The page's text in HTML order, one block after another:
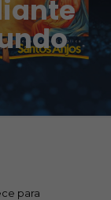
para